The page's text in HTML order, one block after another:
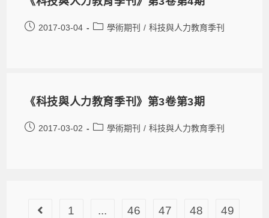
2017-03-04 學術期刊 / 科技與人力教育季刊
《科技與人力教育季刊》第3卷第3期
2017-03-02 學術期刊 / 科技與人力教育季刊
1 ... 46 47 48
49